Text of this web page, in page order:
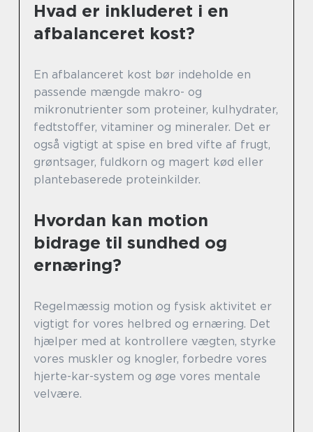
Hvad er inkluderet i en
afbalanceret kost?
En afbalanceret kost bør indeholde en
passende mængde makro- og
mikronutrienter som proteiner, kulhydrater,
fedtstoffer, vitaminer og mineraler. Det er
også vigtigt at spise en bred vifte af frugt,
grøntsager, fuldkorn og magert kød eller
plantebaserede proteinkilder.
Hvordan kan motion
bidrage til sundhed og
ernæring?
Regelmæssig motion og fysisk aktivitet er
vigtigt for vores helbred og ernæring. Det
hjælper med at kontrollere vægten, styrke
vores muskler og knogler, forbedre vores
hjerte-kar-system og øge vores mentale
velvære.